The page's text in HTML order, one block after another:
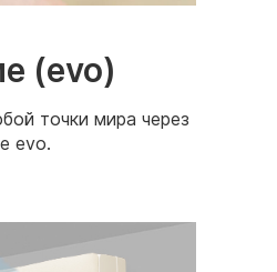
(evo)
точки мира через
evo.